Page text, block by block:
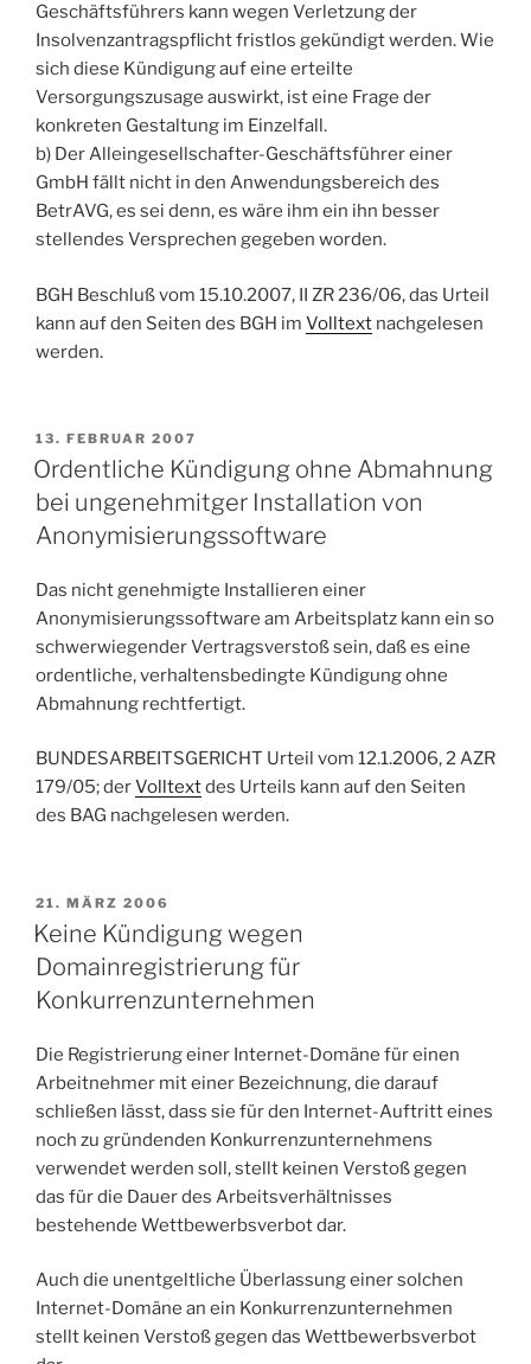
Geschäftsführers kann wegen Verletzung der
Insolvenzantragspflicht fristlos gekündigt werden. Wie
sich diese Kündigung auf eine erteilte
Versorgungszusage auswirkt, ist eine Frage der
konkreten Gestaltung im Einzelfall.
b) Der Alleingesellschafter-Geschäftsführer einer
GmbH fällt nicht in den Anwendungsbereich des
BetrAVG, es sei denn, es wäre ihm ein ihn besser
stellendes Versprechen gegeben worden.
BGH Beschluß vom 15.10.2007, II ZR 236/06, das Urteil
kann auf den Seiten des BGH im Volltext nachgelesen
werden.
VERÖFFENTLICHT
AM
13. FEBRUAR 2007
Ordentliche Kündigung ohne Abmahnung
bei ungenehmitger Installation von
Anonymisierungssoftware
Das nicht genehmigte Installieren einer
Anonymisierungssoftware am Arbeitsplatz kann ein so
schwerwiegender Vertragsverstoß sein, daß es eine
ordentliche, verhaltensbedingte Kündigung ohne
Abmahnung rechtfertigt.
BUNDESARBEITSGERICHT Urteil vom 12.1.2006, 2 AZR
179/05; derVolltextdes Urteils kann auf den Seiten
des BAG nachgelesen werden.
VERÖFFENTLICHT
AM
21. MÄRZ 2006
Keine Kündigung wegen
Domainregistrierung für
Konkurrenzunternehmen
Die Registrierung einer Internet-Domäne für einen
Arbeitnehmer mit einer Bezeichnung, die darauf
schließen lässt, dass sie für den Internet-Auftritt eines
noch zu gründenden Konkurrenzunternehmens
verwendet werden soll, stellt keinen Verstoß gegen
das für die Dauer des Arbeitsverhältnisses
bestehende Wettbewerbsverbot dar.
Auch die unentgeltliche Überlassung einer solchen
Internet-Domäne an ein Konkurrenzunternehmen
stellt keinen Verstoß gegen das Wettbewerbsverbot